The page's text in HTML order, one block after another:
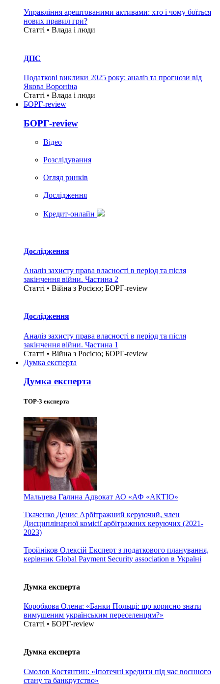
Управління арештованими активами: хто і чому боїться
нових правил гри?
Статті • Влада i люди
ДПС
Податкові виклики 2025 року: аналіз та прогнози від
Якова Вороніна
Статті • Влада i люди
БОРГ-review
БОРГ-review
Вiдео
Розслідування
Огляд ринків
Дослідження
Кредит-онлайн
Дослідження
Аналіз захисту права власності в період та після
закінчення війни. Частина 2
Статті • Війна з Росією; БОРГ-review
Дослідження
Аналіз захисту права власності в період та після
закінчення війни. Частина 1
Статті • Війна з Росією; БОРГ-review
Думка експерта
Думка експерта
TOP-3 експерта
Мальцева Галина Адвокат АО «АФ «АКТІО»
Ткаченко Денис Арбітражний керуючий, член
Дисциплінарної комісії арбітражних керуючих (2021-
2023)
Тройніков Олексій Експерт з податкового планування,
керівник Global Payment Security association в Україні
Думка експерта
Коробкова Олена: «Банки Польщі: що корисно знати
вимушеним українським переселенцям?»
Статті • БОРГ-review
Думка експерта
Смолов Костянтин: «Іпотечні кредити під час воєнного
стану та банкрутство»